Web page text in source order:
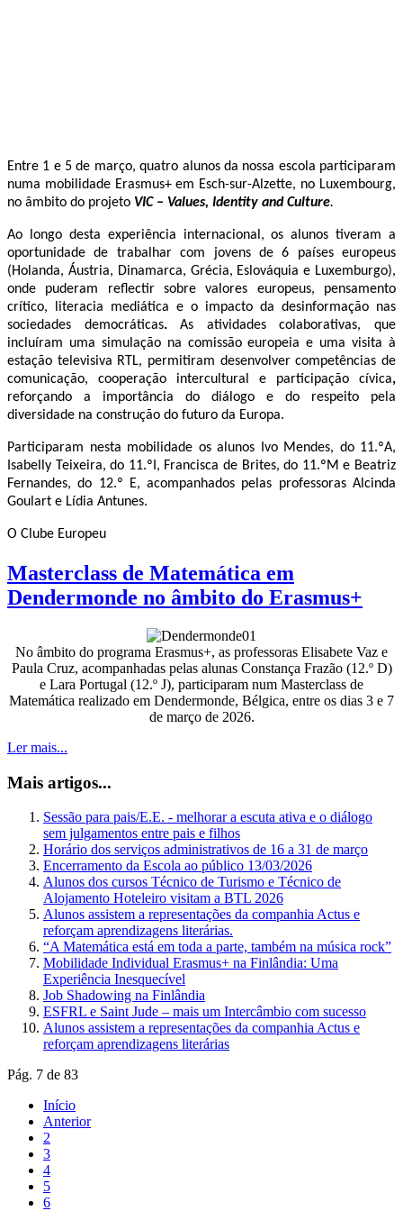
Entre 1 e 5 de março, quatro alunos da nossa escola participaram
numa mobilidade Erasmus+ em Esch-sur-Alzette, no Luxembourg,
no âmbito do projeto VIC – Values, Identity and Culture.
Ao longo desta experiência internacional, os alunos tiveram a
oportunidade de trabalhar com jovens de 6 países europeus
(Holanda, Áustria, Dinamarca, Grécia, Eslováquia e Luxemburgo),
onde puderam reflectir sobrevalores europeus, pensamento
crítico, literacia mediática e o impacto da desinformação nas
sociedades democráticas.As atividades colaborativas, que
incluíram uma simulação na comissão europeia e uma visita à
estação televisiva RTL, permitiram desenvolvercompetências de
comunicação, cooperação intercultural e participação cívica,
reforçando a importância do diálogo e do respeito pela
diversidade na construção do futuro da Europa.
Participaram nesta mobilidade os alunos
Ivo Mendes, do 11.ºA,
Isabelly Teixeira, do 11.ºI, Francisca de Brites, do 11.ºM e Beatriz
Fernandes, do 12.º E, acompanhados pelas professorasAlcinda
Goulart e Lídia Antunes.
O Clube Europeu
Masterclass de Matemática em
Dendermonde no âmbito do Erasmus+
No âmbito do programa Erasmus+, as professoras Elisabete Vaz e
Paula Cruz, acompanhadas pelas alunas Constança Frazão (12.º D)
e Lara Portugal (12.º J), participaram num Masterclass de
Matemática realizado em Dendermonde, Bélgica, entre os dias 3 e 7
de março de 2026.
Ler mais...
Mais artigos...
Sessão para pais/E.E. - melhorar a escuta ativa e o diálogo
sem julgamentos entre pais e filhos
Horário dos serviços administrativos de 16 a 31 de março
Encerramento da Escola ao público 13/03/2026
Alunos dos cursos Técnico de Turismo e Técnico de
Alojamento Hoteleiro visitam a BTL 2026
Alunos assistem a representações da companhia Actus e
reforçam aprendizagens literárias.
“A Matemática está em toda a parte, também na música rock”
Mobilidade Individual Erasmus+ na Finlândia: Uma
Experiência Inesquecível
Job Shadowing na Finlândia
ESFRL e Saint Jude – mais um Intercâmbio com sucesso
Alunos assistem a representações da companhia Actus e
reforçam aprendizagens literárias
Pág. 7 de 83
Início
Anterior
2
3
4
5
6